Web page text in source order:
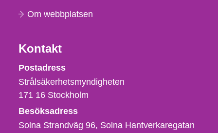
Om webbplatsen
Kontakt
Strålsäkerhetsmyndigheten
Postadress
Strålsäkerhetsmyndigheten
171 16 Stockholm
Besöksadress
Solna Strandväg 96, Solna Hantverkaregatan